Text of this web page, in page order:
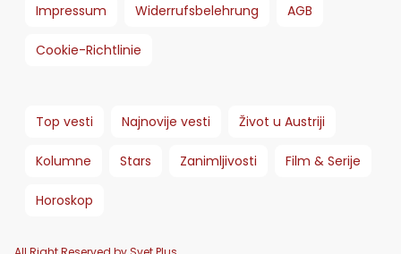
Impressum Widerrufsbelehrung AGB
Cookie-Richtlinie
Top vesti Najnovije vesti Život u Austriji
Kolumne Stars Zanimljivosti Film & Serije
Horoskop